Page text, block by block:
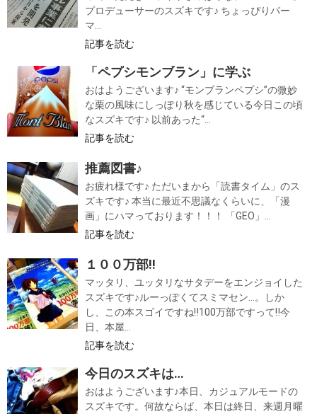
プロデューサーのスズキです♪ ちょっぴりパー
マ...
記事を読む
「ペプシモンブラン」に学ぶ
おはようございます♪ “モンブランペプシ”の微妙
な栗の風味にしっぽり秋を感じている今日この頃
なスズキです♪ 以前あった“...
記事を読む
推薦図書♪
お疲れ様です♪ ただいまから「読書タイム」のス
ズキです♪ 本当に最近不思議なくらいに、「漫
画」にハマっております！！！ 「GEO」...
記事を読む
１００万部‼
マッタリ、ユッタリなサタデーをエンジョイした
スズキです♪ルーっぽくてスミマセン…。しか
し、この本スゴイですね‼100万部ですって‼今
日、本屋...
記事を読む
今日のスズキは…
おはようございます♪本日、カジュアルモードの
スズキです。何故ならば、本日は終日、来週月曜